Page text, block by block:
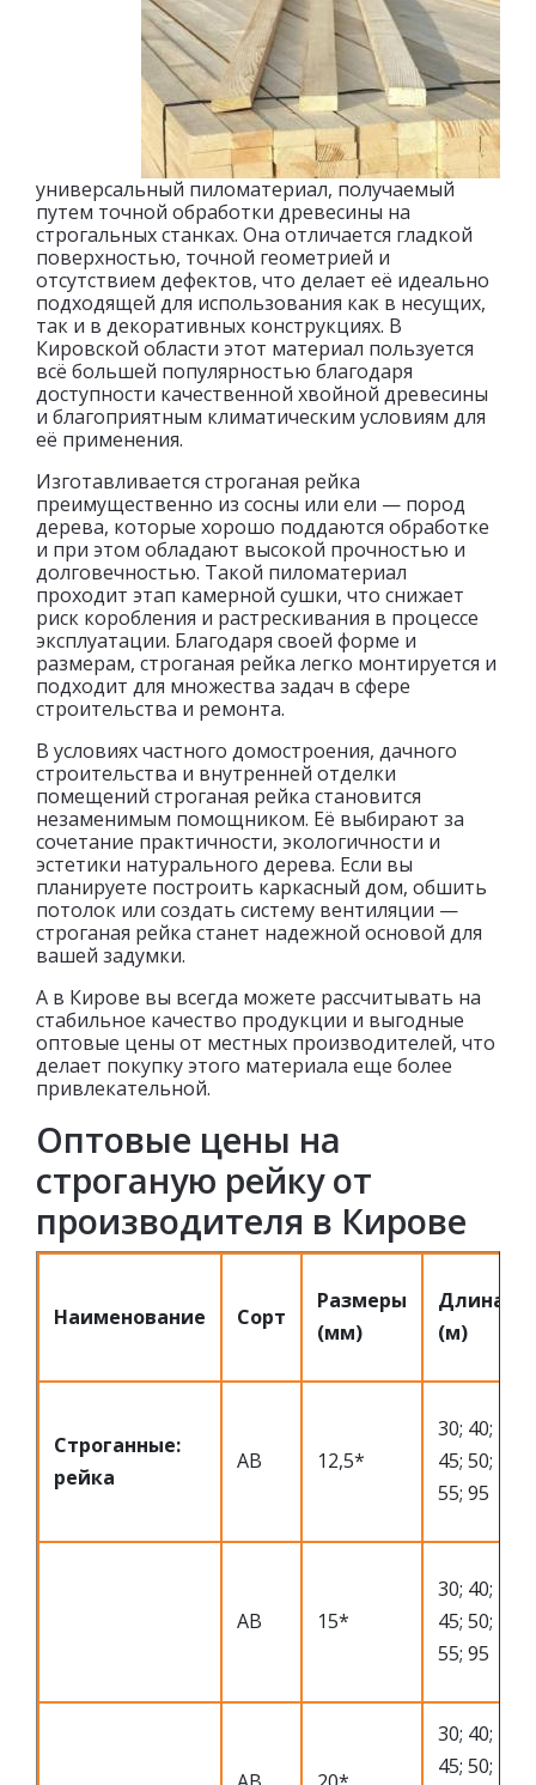
универсальный пиломатериал, получаемый
путем точной обработки древесины на
строгальных станках. Она отличается гладкой
поверхностью, точной геометрией и
отсутствием дефектов, что делает её идеально
подходящей для использования как в несущих,
так и в декоративных конструкциях. В
Кировской области этот материал пользуется
всё большей популярностью благодаря
доступности качественной хвойной древесины
и благоприятным климатическим условиям для
её применения.
Изготавливается строганая рейка
преимущественно из сосны или ели — пород
дерева, которые хорошо поддаются обработке
и при этом обладают высокой прочностью и
долговечностью. Такой пиломатериал
проходит этап камерной сушки, что снижает
риск коробления и растрескивания в процессе
эксплуатации. Благодаря своей форме и
размерам, строганая рейка легко монтируется и
подходит для множества задач в сфере
строительства и ремонта.
В условиях частного домостроения, дачного
строительства и внутренней отделки
помещений строганая рейка становится
незаменимым помощником. Её выбирают за
сочетание практичности, экологичности и
эстетики натурального дерева. Если вы
планируете построить каркасный дом, обшить
потолок или создать систему вентиляции —
строганая рейка станет надежной основой для
вашей задумки.
А в Кирове вы всегда можете рассчитывать на
стабильное качество продукции и выгодные
оптовые цены от местных производителей, что
делает покупку этого материала еще более
привлекательной.
Оптовые цены на
строганую рейку от
производителя в Кирове
Наименование Сорт
Размеры
(мм)
Длина
(м)
Строганные:
рейка
АВ 12,5*
30; 40;
45; 50;
55; 95
АВ 15*
30; 40;
45; 50;
55; 95
30; 40;
45; 50;